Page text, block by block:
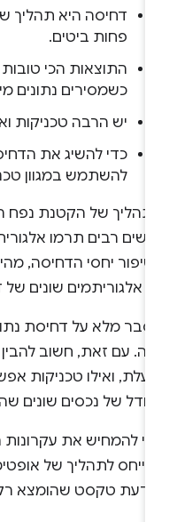
דחיסה היא תהליך של
פחות ביטים.
התוצאות הכי טובות
כשמסירים נתונים
יש הרבה טכניקות
כדי להשיג את
להשתמש במגוון
של הקטנת נפח
רבים תרמו
יחסי הדחיסה,
אלגוריתמים שונים של
מלא על דחיסת
עם זאת, חשוב להבין –
ואילו טכניקות
של נכסים שונים
להמחיש את עקרונות
לתהליך של
טקסט שהומצא רק